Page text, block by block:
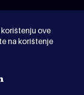
ove
na korištenje
programa.